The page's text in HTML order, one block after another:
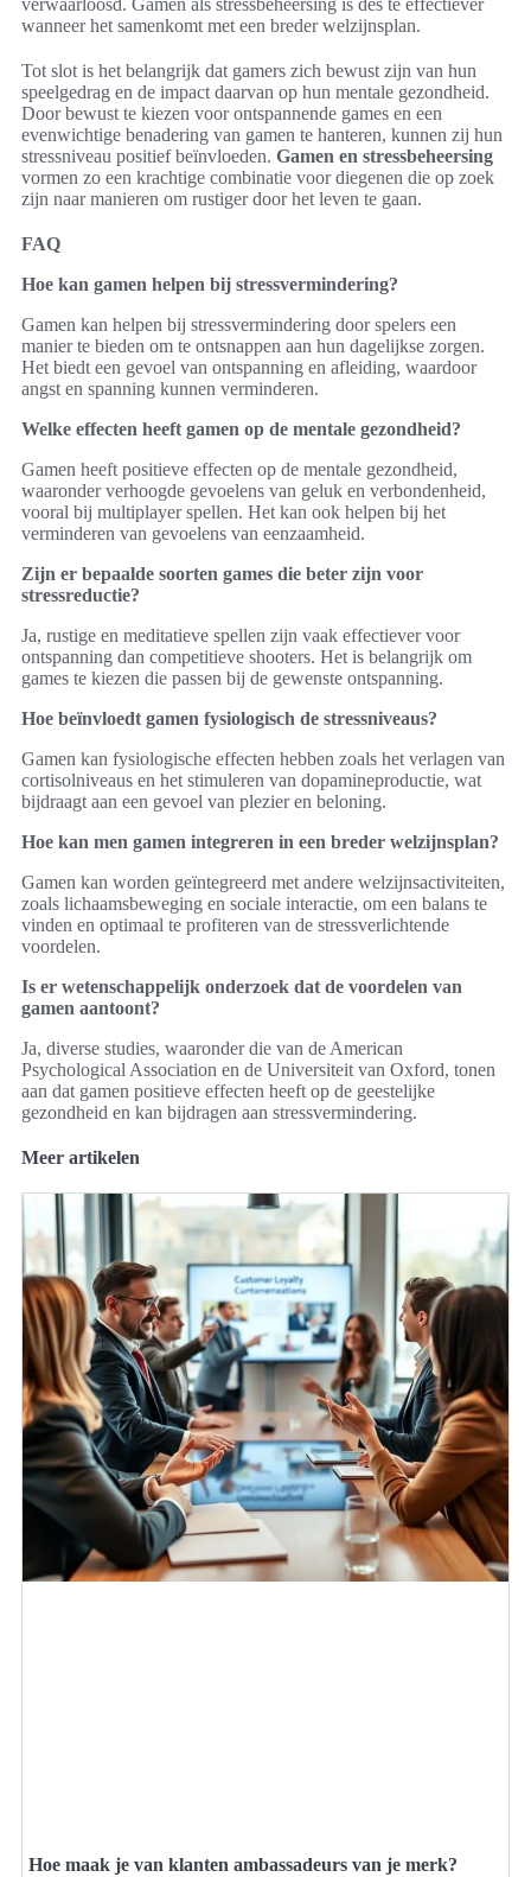
wanneer het samenkomt met een breder welzijnsplan.
Tot slot is het belangrijk dat gamers zich bewust zijn van hun
speelgedrag en de impact daarvan op hun mentale gezondheid.
Door bewust te kiezen voor ontspannende games en een
evenwichtige benadering van gamen te hanteren, kunnen zij hun
stressniveau positief beïnvloeden. Gamen en stressbeheersing
vormen zo een krachtige combinatie voor diegenen die op zoek
zijn naar manieren om rustiger door het leven te gaan.
FAQ
Hoe kan gamen helpen bij stressvermindering?
Gamen kan helpen bij stressvermindering door spelers een
manier te bieden om te ontsnappen aan hun dagelijkse zorgen.
Het biedt een gevoel van ontspanning en afleiding, waardoor
angst en spanning kunnen verminderen.
Welke effecten heeft gamen op de mentale gezondheid?
Gamen heeft positieve effecten op de mentale gezondheid,
waaronder verhoogde gevoelens van geluk en verbondenheid,
vooral bij multiplayer spellen. Het kan ook helpen bij het
verminderen van gevoelens van eenzaamheid.
Zijn er bepaalde soorten games die beter zijn voor
stressreductie?
Ja, rustige en meditatieve spellen zijn vaak effectiever voor
ontspanning dan competitieve shooters. Het is belangrijk om
games te kiezen die passen bij de gewenste ontspanning.
Hoe beïnvloedt gamen fysiologisch de stressniveaus?
Gamen kan fysiologische effecten hebben zoals het verlagen van
cortisolniveaus en het stimuleren van dopamineproductie, wat
bijdraagt aan een gevoel van plezier en beloning.
Hoe kan men gamen integreren in een breder welzijnsplan?
Gamen kan worden geïntegreerd met andere welzijnsactiviteiten,
zoals lichaamsbeweging en sociale interactie, om een balans te
vinden en optimaal te profiteren van de stressverlichtende
voordelen.
Is er wetenschappelijk onderzoek dat de voordelen van
gamen aantoont?
Ja, diverse studies, waaronder die van de American
Psychological Association en de Universiteit van Oxford, tonen
aan dat gamen positieve effecten heeft op de geestelijke
gezondheid en kan bijdragen aan stressvermindering.
Meer artikelen
Hoe maak je van klanten ambassadeurs van je merk?